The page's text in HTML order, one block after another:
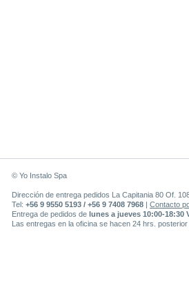
© Yo Instalo Spa
Dirección de entrega pedidos La Capitania 80 Of.
Tel: +56 9 9550 5193 / +56 9 7408 7968 | Contacto
Entrega de pedidos de lunes a jueves 10:00-18:30
Las entregas en la oficina se hacen 24 hrs.